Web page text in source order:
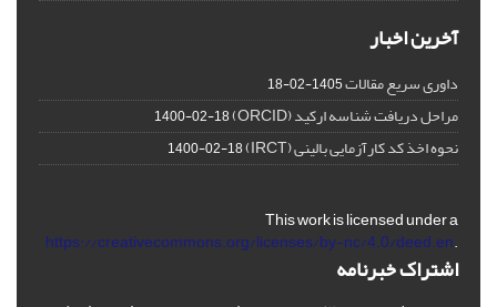
آخرین اخبار
داوری سریع مقالات1405-02-18
مراحل دریافت شناسه ارکید (ORCID) 1400-02-18
نحوه اخذ کد کارآزمایی بالینی (IRCT) 1400-02-18
This work is licensed under a
https://creativecommons.org/licenses/by-nc/4.0/deed.en.
اشتراک خبرنامه